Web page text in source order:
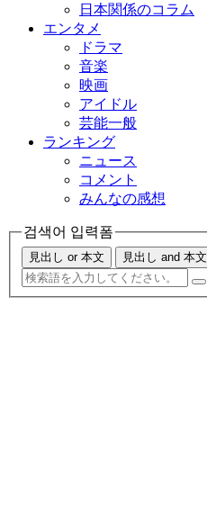
日本関係のコラム
エンタメ
ドラマ
音楽
映画
アイドル
芸能一般
ランキング
ニュース
コメント
みんなの感想
검색어 입력폼
見出し or 本文 見出し and 本文